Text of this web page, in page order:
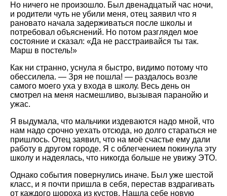
Но ничего не произошло. Был двенадцатый час ночи,
и родители чуть не убили меня, отец заявил что я
рановато начала задерживаться после школы и
потребовал объяснений. Но потом разглядел мое
состояние и сказал: «Да не расстраивайся ты так.
Марш в постель!»
Как ни странно, уснула я быстро, видимо потому что
обессилела. — Зря не пошла! — раздалось возле
самого моего уха у входа в школу. Весь день он
смотрел на меня насмешливо, вызывая паранойю и
ужас.
Я выдумала, что мальчики издеваются надо мной, что
нам надо срочно уехать отсюда, но долго стараться не
пришлось. Отец заявил, что на моё счастье ему дали
работу в другом городе. Я с облегчением покинула эту
школу и надеялась, что никогда больше не увижу ЭТО.
Однако события повернулись иначе. Был уже шестой
класс, и я почти пришла в себя, перестав вздрагивать
от каждого шороха из кустов. Нашла себе новую